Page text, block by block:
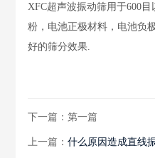
XFC超声波振动筛用于600
粉，电池正极材料，电池负
好的筛分效果.
下一篇：第一篇
上一篇： 什么原因造成直线